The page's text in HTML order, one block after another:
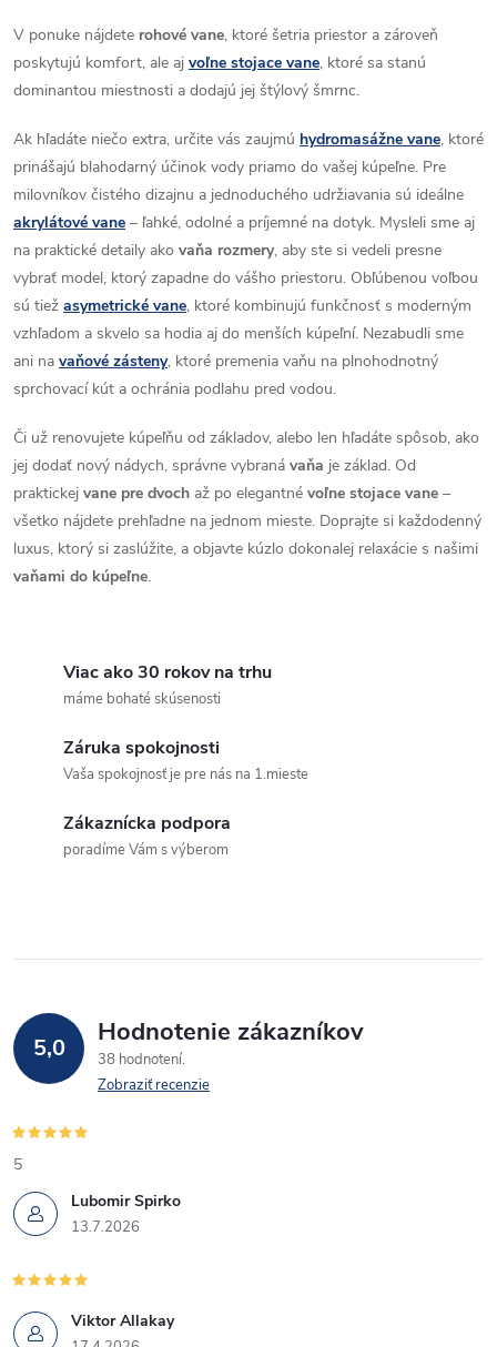
d
a
i
e
p
r
v
k
y
v
ý
p
á
n
k
o
v
a
n
i
e
V ponuke nájdete rohové vane, ktoré šetria priestor a zároveň
poskytujú komfort, ale aj voľne stojace vane, ktoré sa stanú
dominantou miestnosti a dodajú jej štýlový šmrnc.
Ak hľadáte niečo extra, určite vás zaujmú hydromasážne vane, ktoré
prinášajú blahodarný účinok vody priamo do vašej kúpeľne. Pre
milovníkov čistého dizajnu a jednoduchého udržiavania sú ideálne
akrylátové vane – ľahké, odolné a príjemné na dotyk. Mysleli sme aj
na praktické detaily ako vaňa rozmery, aby ste si vedeli presne
vybrať model, ktorý zapadne do vášho priestoru. Obľúbenou voľbou
sú tiež asymetrické vane, ktoré kombinujú funkčnosť s moderným
vzhľadom a skvelo sa hodia aj do menších kúpeľní. Nezabudli sme
ani na vaňové zásteny, ktoré premenia vaňu na plnohodnotný
sprchovací kút a ochránia podlahu pred vodou.
Či už renovujete kúpeľňu od základov, alebo len hľadáte spôsob, ako
jej dodať nový nádych, správne vybraná vaňa je základ. Od
praktickej vane pre dvoch až po elegantné voľne stojace vane –
všetko nájdete prehľadne na jednom mieste. Doprajte si každodenný
luxus, ktorý si zaslúžite, a objavte kúzlo dokonalej relaxácie s našimi
vaňami do kúpeľne.
Viac ako 30 rokov na trhu
máme bohaté skúsenosti
Záruka spokojnosti
Vaša spokojnosť je pre nás na 1.mieste
Zákaznícka podpora
poradíme Vám s výberom
5,0 Hodnotenie zákazníkov
38 hodnotení
Zobraziť recenzie
Lubomir Spirko
13.7.2026
5
Viktor Allakay